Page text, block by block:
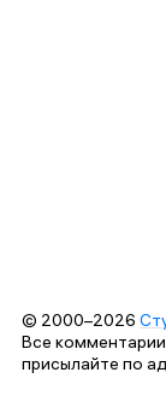
© 2000–2026
Все
присылайте по